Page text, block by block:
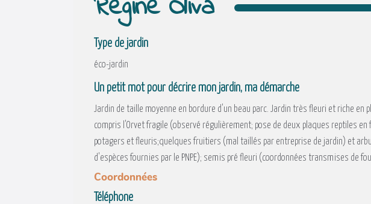
Régine Oliva
Type de jardin
éco-jardin
Un petit mot pour décrire mon jardin, ma démarche
Jardin de taille moyenne en bordure d'un beau parc. Jardin très fleuri et riche
compris l'Orvet fragile (observé régulièrement; pose de deux plaques reptiles
potagers et fleuris;quelques fruitiers (mal taillés par entreprise de jardin) et
d'espèces fournies par le PNPE); semis pré fleuri (coordonnées transmises de
Coordonnées
Téléphone